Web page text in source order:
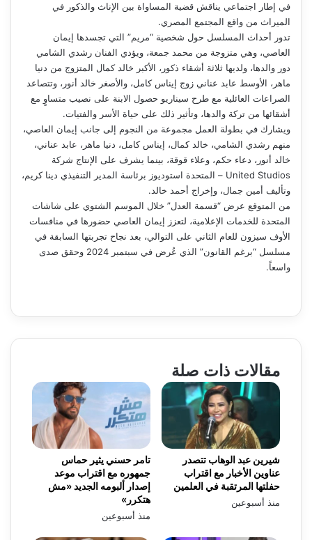
في إطار اجتماعي يناقش قضية المساواة بين الإناث والذكور في
الميراث من واقع المجتمع المصري.
تدور أحداث المسلسل حول شخصية “مريم” التي تجسدها إيمان
العاصي، وهي متزوجة من محمد جمعة، ويؤدي الفنان رشدي الشامي
دور والدها، ولديها ثلاثة أشقاء ذكور، الأكبر خالد كمال المتزوج من دنيا
ماهر، الأوسط عابد عناني زوج إيناس كامل، والأصغر خالد أنور، وتتصاعد
الصراعات العائلية مع طرح سيناريو حصول الابنة على نصيب متساوٍ مع
أشقائها من تركة والدها، وتأثير ذلك على حياة الأسر والفتيات.
ويشارك في بطولة العمل مجموعة من النجوم إلى جانب إيمان العاصي،
منهم رشدي الشامي، خالد كمال، إيناس كامل، دنيا ماهر، عابد عناني،
خالد أنور، دعاء حكم، وعلاء قوقة، بينما يشرف على الإنتاج شركة
United Studios – المتحدة استوديوز برئاسة المدير التنفيذي دينا كريم،
وتأليف أمين جمال، وإخراج أحمد خالد.
من المتوقع عرض “قسمة العدل” خلال الموسم الشتوي على شاشات
المتحدة للخدمات الإعلامية، لتعزز إيمان العاصي حضورها في منافسات
الأوف سيزون للعام الثاني على التوالي، بعد نجاح تجربتها السابقة في
مسلسل “برغم القانون” الذي عُرض في سبتمبر 2024 وحقق صدى
واسعاً.
مقالات ذات صلة
تامر حسني يثير حماس
جمهوره مع اقتراب موعد
إصدار ألبومه الجديد «مش
هتكرر»
منذ أسبوعين
شيرين عبد الوهاب تتصدر
عناوين الأخبار مع اقتراب
حفلتها المرتقبة في العلمين
منذ أسبوعين